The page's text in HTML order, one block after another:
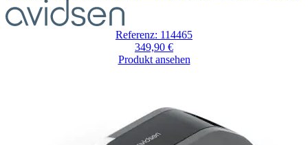
Referenz: 114465
349,90 €
Produkt ansehen